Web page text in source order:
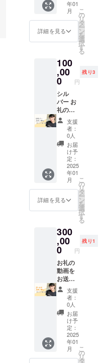
干異な
る場合
ます。
Zoom（
カメラ
ONに
て）※
せん ●
開催日
時：終
了後、
お打合
せ後に
決定 ※
１～２
月中を
目途
Zoomの
URL
は、終
了後
メール
にてお
知らせ
致しま
了後5日
もメー
ルが確
認でき
なかっ
た場
合、迷
惑メー
ルフォ
ルダを
ご確認
くださ
い。
持ちを
込め
て、お
礼の動
画メッ
セージ
りしま
す。 ・
収録時
間：約
１分間
前後 ・
提供方
法：
メール
にURL
を記載
しま
す。 ※
お礼
メッ
セージ
10,000
円と同
様にな
ります
年01
月
詳細を見る
こ
の
リ
タ
ー
ン
を
選
択
す
る
100
,00
0 円
残り3
シル
バー お
礼の動
画をお
送りい
たしま
す。 シ
ルバー
スポン
サー様
として
木田麻
美の
ホーム
ページ
にロゴ
イズ）
を掲載
いたし
ます。
＊プロ
ジェク
ト終了
後に
メール
でご連
絡いた
します
ので、
ロゴ
データ
のメー
ル送付
支援
者：
0人
お届
け予
定：
2025
年01
月
詳細を見る
こ
の
リ
タ
ー
ン
を
選
択
す
る
300
,00
0 円
残り1
お礼の
動画を
お送り
いたし
ます。
シル
バース
ポン
サー様
として
木田麻
美の
ホーム
支援
者：
0人
お届
け予
定：
2025
年01
月
こ
の
リ
タ